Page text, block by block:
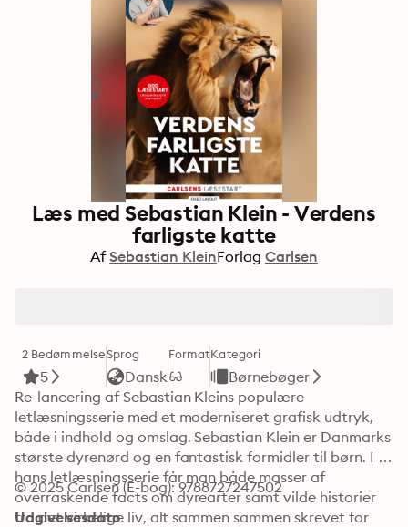
Læs med Sebastian Klein - Verdens
farligste katte
Af Sebastian KleinForlag Carlsen
2 Bedømmelse
5
Sprog
Dansk
FormatKategori
Børnebøger
Re-lancering af Sebastian Kleins populære
letlæsningsserie med et moderniseret grafisk udtryk,
både i indhold og omslag. Sebastian Klein er Danmarks
største dyrenørd og en fantastisk formidler til børn. I
hans letlæsningsserie får man både masser af
overraskende facts om dyrearter samt vilde historier
fra det virkelige liv, alt sammen sammen skrevet for
© 2025 Carlsen (E-bog): 9788727247502
Udgivelsesdato